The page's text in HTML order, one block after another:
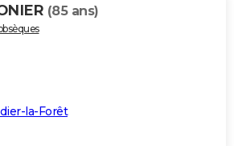
(85 ans)
la-Forêt